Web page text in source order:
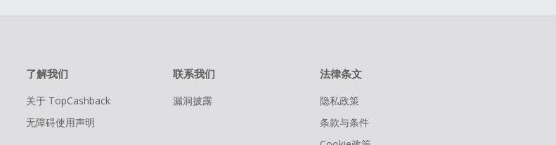
了解我们
关于 TopCashback
无障碍使用声明
联系我们
漏洞披露
法律条文
隐私政策
条款与条件